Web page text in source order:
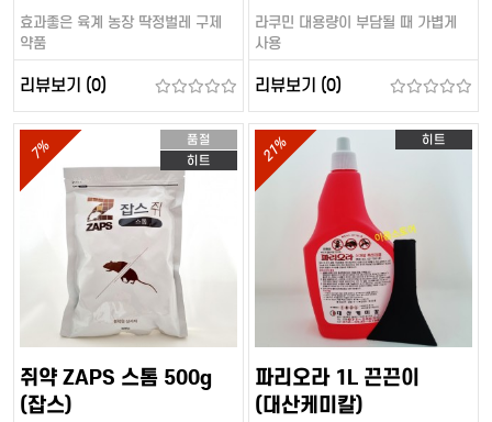
효과좋은 육계 농장 딱정벌레 구제
약품
리뷰보기 (0)
라쿠민 대용량이 부담될 때 가볍게
사용
리뷰보기 (0)
품절
히트
7%
쥐약 ZAPS 스톰 500g
(잡스)
히트
21%
파리오라 1L 끈끈이
(대산케미칼)